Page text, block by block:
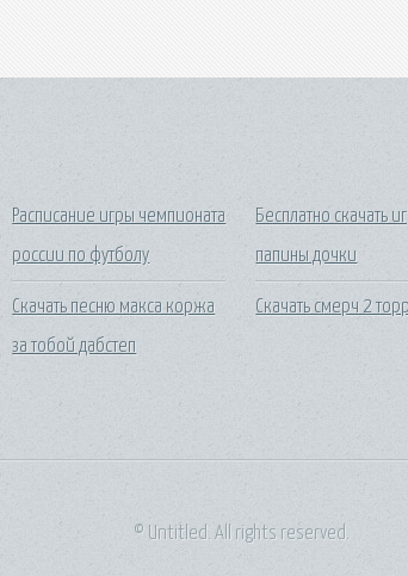
Расписание игры чемпионата
россии по футболу
Скачать песню макса коржа
за тобой дабстеп
Бесплатно скачать
папины дочки
Скачать смерч 2
© Untitled. All rights reserved.